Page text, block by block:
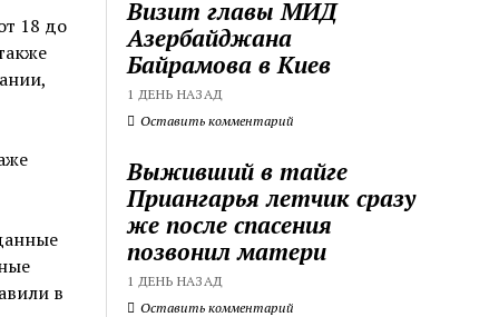
18 до
в
Визит главы МИД
Азербайджана
Байрамова в Киев
1 ДЕНЬ НАЗАД
Оставить комментарий
Выживший в тайге
Приангарья летчик сразу
же после спасения
позвонил матери
1 ДЕНЬ НАЗАД
Оставить комментарий